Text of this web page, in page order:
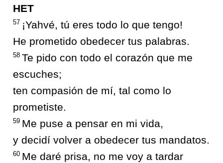
HET
57 ¡Yahvé, tú eres todo lo que tengo!
He prometido obedecer tus palabras.
58 Te pido con todo el corazón que me
escuches;
ten compasión de mí, tal como lo
prometiste.
59 Me puse a pensar en mi vida,
y decidí volver a obedecer tus mandatos.
60 Me daré prisa, no me voy a tardar